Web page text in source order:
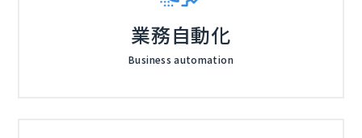
業務自動化
Business automation